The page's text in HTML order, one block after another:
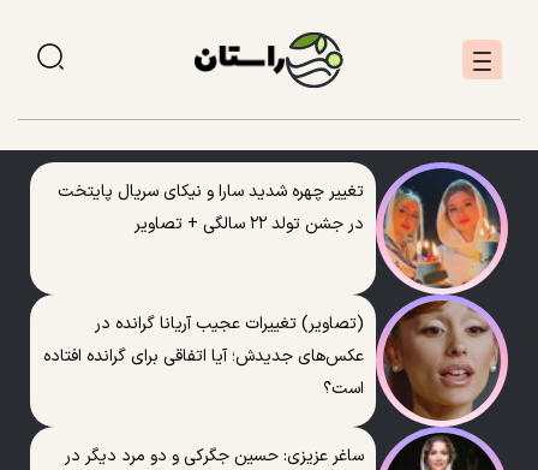
تغییر چهره شدید سارا و نیکای سریال پایتخت
در جشن تولد ۲۲ سالگی + تصاویر
(تصاویر) تغییرات عجیب آریانا گرانده در
عکس‌های جدیدش؛ آیا اتفاقی برای گرانده افتاده
است؟
ساغر عزیزی: حسین جگرکی و دو مرد دیگر در